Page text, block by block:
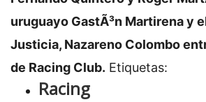
uruguayo GastÃ³n Martirena y
Justicia, Nazareno Colombo
de Racing Club. Etiquetas:
Racing